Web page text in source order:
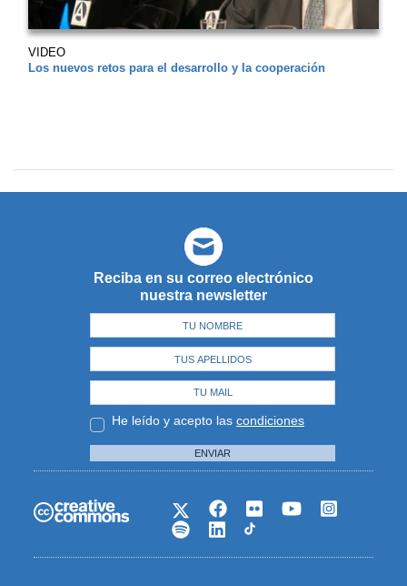
VIDEO
Los nuevos retos para el desarrollo y la cooperación
Reciba en su correo electrónico
nuestra newsletter
He leído y acepto las condiciones
ENVIAR